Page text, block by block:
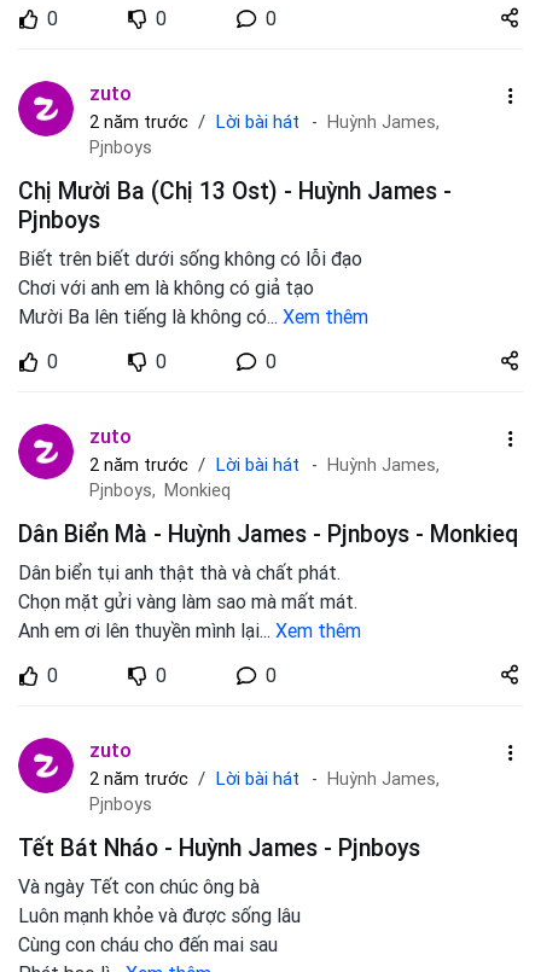
0
0 0
Share
zuto.vn
zuto
2 năm trước Lời bài hát
Huỳnh James,
Pjnboys
Chị Mười Ba (Chị 13 Ost) - Huỳnh James -
Pjnboys
Biết trên biết dưới sống không có lỗi đạo
Chơi với anh em là không có giả tạo
Mười Ba lên tiếng là không có... Xem thêm
0
0 0
Share
zuto.vn
zuto
2 năm trước Lời bài hát
Huỳnh James,
Pjnboys, Monkieq
Dân Biển Mà - Huỳnh James - Pjnboys - Monkieq
Dân biển tụi anh thật thà và chất phát.
Chọn mặt gửi vàng làm sao mà mất mát.
Anh em ơi lên thuyền mình lại... Xem thêm
0
0 0
Share
zuto.vn
zuto
2 năm trước Lời bài hát
Huỳnh James,
Pjnboys
Tết Bát Nháo - Huỳnh James - Pjnboys
Và ngày Tết con chúc ông bà
Luôn mạnh khỏe và được sống lâu
Cùng con cháu cho đến mai sau